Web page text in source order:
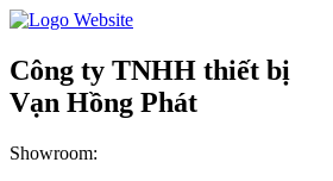
Công ty TNHH thiết bị
Vạn Hồng Phát
Showroom: